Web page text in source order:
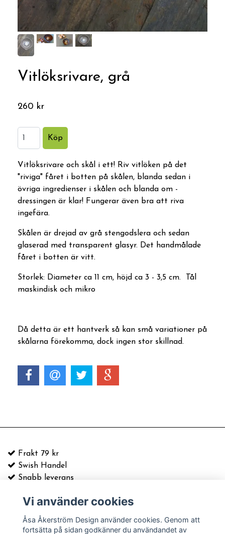
Vitlöksrivare, grå
260 kr
Vitlöksrivare och skål i ett! Riv vitlöken på det
"riviga" fåret i botten på skålen, blanda sedan i
övriga ingredienser i skålen och blanda om -
dressingen är klar! Fungerar även bra att riva
ingefära.
Skålen är drejad av grå stengodslera och sedan
glaserad med transparent glasyr. Det handmålade
fåret i botten är vitt.
Storlek: Diameter ca 11 cm, höjd ca 3 - 3,5 cm. Tål
maskindisk och mikro
Då detta är ett hantverk så kan små variationer på
skålarna förekomma, dock ingen stor skillnad.
Frakt 79 kr
Swish Handel
Snabb leverans
E-postadress:info@asaakerstrom.com
Kontakt
Köpvillkor & information
Vi använder cookies
Åsa Åkerström Design använder cookies. Genom att
fortsätta på sidan godkänner du användandet av